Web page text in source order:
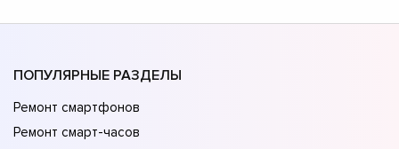
ПОПУЛЯРНЫЕ РАЗДЕЛЫ
Ремонт смартфонов
Ремонт смарт-часов